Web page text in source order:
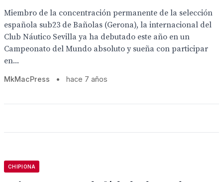
Miembro de la concentración permanente de la selección
española sub23 de Bañolas (Gerona), la internacional del
Club Náutico Sevilla ya ha debutado este año en un
Campeonato del Mundo absoluto y sueña con participar
en...
MkMacPress • hace 7 años
CHIPIONA